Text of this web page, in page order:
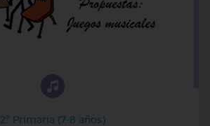
2º Primaria (7-8 años)